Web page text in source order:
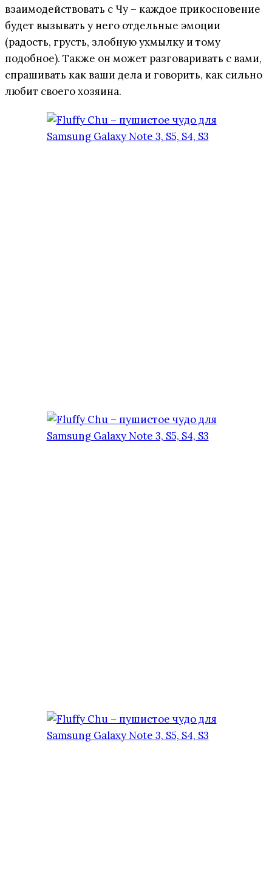
взаимодействовать с Чу – каждое прикосновение
будет вызывать у него отдельные эмоции
(радость, грусть, злобную ухмылку и тому
подобное). Также он может разговаривать с вами,
спрашивать как ваши дела и говорить, как сильно
любит своего хозяина.